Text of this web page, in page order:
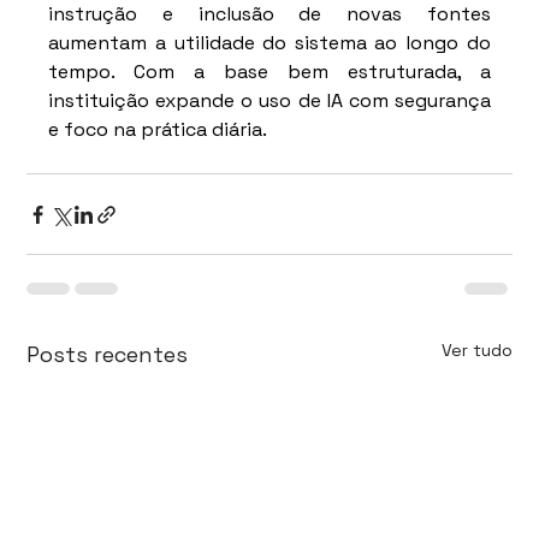
instrução e inclusão de novas fontes
aumentam a utilidade do sistema ao longo do
tempo. Com a base bem estruturada, a
instituição expande o uso de IA com segurança
e foco na prática diária.
Posts recentes Ver tudo